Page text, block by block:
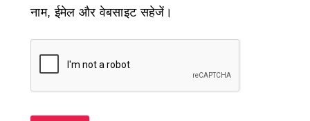
नाम, ईमेल और वेबसाइट सहेजें।